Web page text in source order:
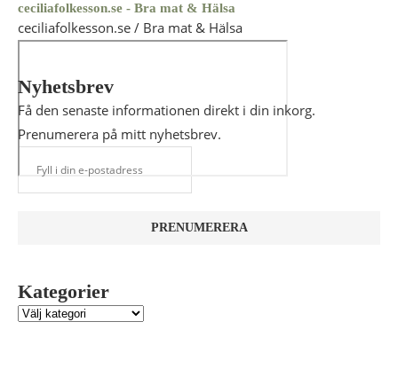
ceciliafolkesson.se - Bra mat & Hälsa
ceciliafolkesson.se / Bra mat & Hälsa
Nyhetsbrev
Få den senaste informationen direkt i din inkorg.
Prenumerera på mitt nyhetsbrev.
Kategorier